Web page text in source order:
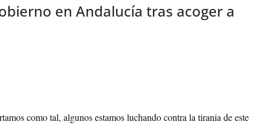
en Andalucía tras acoger a
como tal, algunos estamos luchando contra la tirania de este